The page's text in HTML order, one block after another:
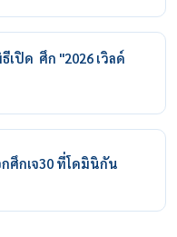
เปิด ศึก "2026 เวิลด์
ศึกเจ30 ที่โดมินิกัน